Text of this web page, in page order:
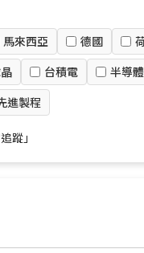
馬來西亞 德國
台積電 半導
進製程
蹤」